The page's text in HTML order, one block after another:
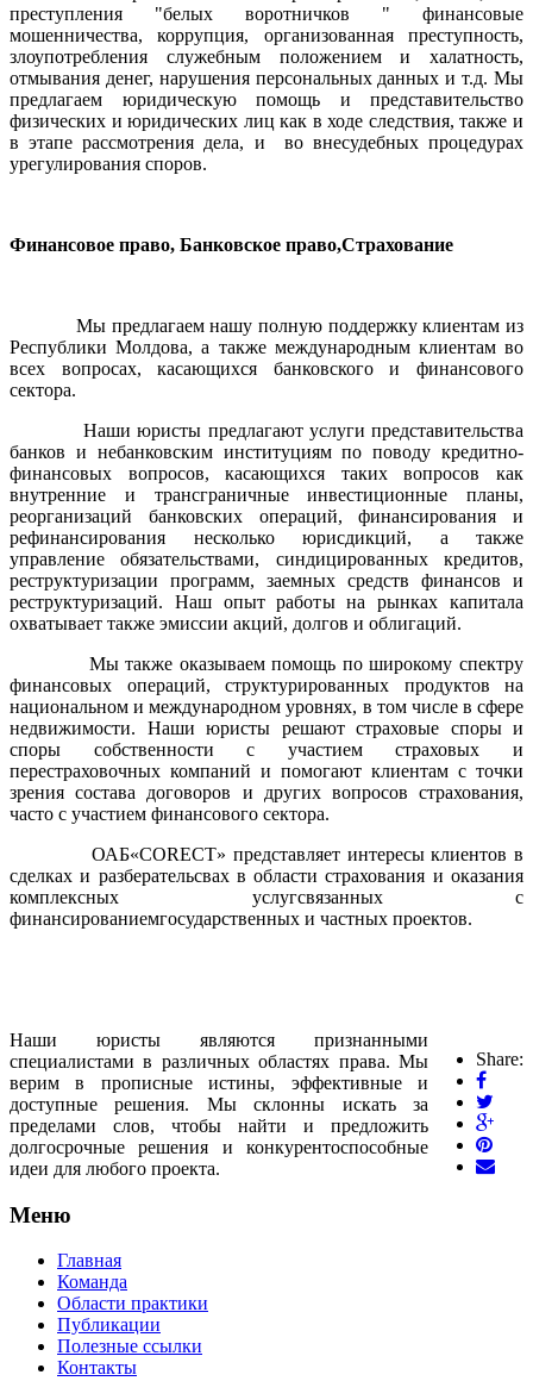
преступления "белых воротничков
"
финансовые
мошенничества, коррупция, организованная преступность,
злоупотребления служебным положением и халатность,
отмывания денег, нарушения персональных данных и т.д. Мы
предлагаем юридическую помощь и представительство
физических и юридических лиц как в ходе следствия, также и
в этапе рассмотрения дела, и во внесудебных процедурах
урегулирования споров.
Финансовое право, Банковское право,Страхование
Мы предлагаем нашу полную поддержку клиентам из
Республики Молдова, а также международным клиентам во
всех вопросах, касающихся банковского и финансового
сектора.
Наши юристы предлагают услуги представительства
банков и небанковским институциям по поводу кредитно-
финансовых вопросов, касающихся таких вопросов как
внутренние и трансграничные инвестиционные планы,
реорганизаций банковских операций, финансирования и
рефинансирования несколько юрисдикций, а также
управление обязательствами, синдицированных кредитов,
реструктуризации программ, заемных средств финансов и
реструктуризаций. Наш опыт работы на рынках капитала
охватывает также эмиссии акций, долгов и облигаций.
Мы также оказываем помощь по широкому спектру
финансовых операций, структурированных продуктов на
национальном и международном уровнях, в том числе в сфере
недвижимости. Наши юристы решают страховые споры и
споры собственности с участием страховых и
перестраховочных компаний и помогают клиентам с точки
зрения состава договоров и других вопросов страхования,
часто с участием финансового сектора.
ОАБ«CORECT» представляет интересы клиентов в
сделках и разберательсвах в области страхования и оказания
комплексных услугсвязанных с
финансированиемгосударственных и частных проектов.
Share:
Наши юристы являются признанными
специалистами в различных областях права. Мы
верим в прописные истины, эффективные и
доступные решения. Мы склонны искать за
пределами слов, чтобы найти и предложить
долгосрочные решения и конкурентоспособные
идеи для любого проекта.
Меню
Главная
Команда
Области практики
Публикации
Полезные ссылки
Контакты